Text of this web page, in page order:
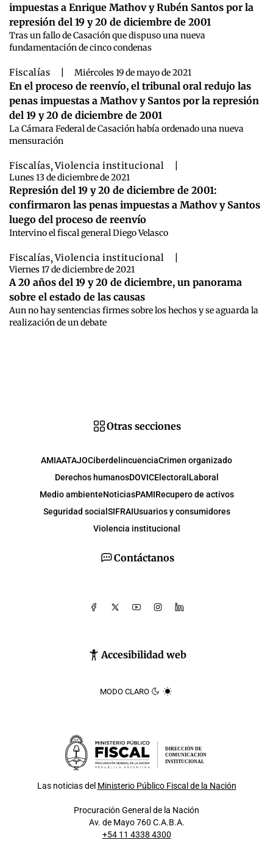
impuestas a Enrique Mathov y Rubén Santos por la
represión del 19 y 20 de diciembre de 2001
Tras un fallo de Casación que dispuso una nueva
fundamentación de cinco condenas
Fiscalías Miércoles 19 de mayo de 2021
En el proceso de reenvío, el tribunal oral redujo las
penas impuestas a Mathov y Santos por la represión
del 19 y 20 de diciembre de 2001
La Cámara Federal de Casación había ordenado una nueva
mensuración
Fiscalías,Violencia institucional
Lunes 13 de diciembre de 2021
Represión del 19 y 20 de diciembre de 2001:
confirmaron las penas impuestas a Mathov y Santos
luego del proceso de reenvío
Intervino el fiscal general Diego Velasco
Fiscalías,Violencia institucional
Viernes 17 de diciembre de 2021
A 20 años del 19 y 20 de diciembre, un panorama
sobre el estado de las causas
Aun no hay sentencias firmes sobre los hechos y se aguarda la
realización de un debate
Contáctanos
Accesibilidad web
MODO CLARO
Otras secciones
AMIAATAJOCiberdelincuenciaCrimen organizado
Derechos humanosDOVICElectoral Laboral
Medio ambienteNoticiasPAMIRecupero de activos
Seguridad social SIFRAIUsuarios y consumidores
Violencia institucional
DIRECCIÓN DE
COMUNICACIÓN
INSTITUCIONAL
Las noticias del Ministerio Público Fiscal de la Nación
Procuración General de la Nación
Av. de Mayo 760 C.A.B.A.
+54 11 4338 4300